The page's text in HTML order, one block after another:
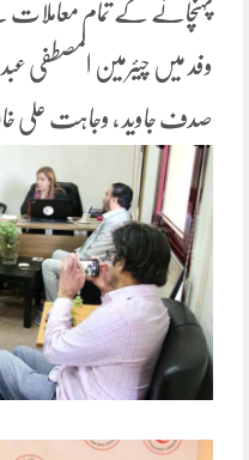
پہنچانے کے تمام
وفد میں چیئرمین المصطفی
صدف جاوید ، وجاہت علی